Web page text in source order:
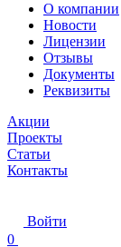
О компании
Новости
Лицензии
Отзывы
Документы
Реквизиты
Акции
Проекты
Статьи
Контакты
Войти
0